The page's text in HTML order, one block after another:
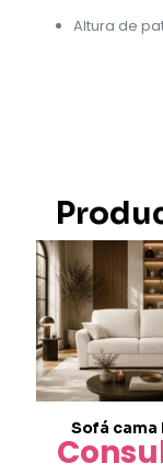
Altura de
Sofá cama